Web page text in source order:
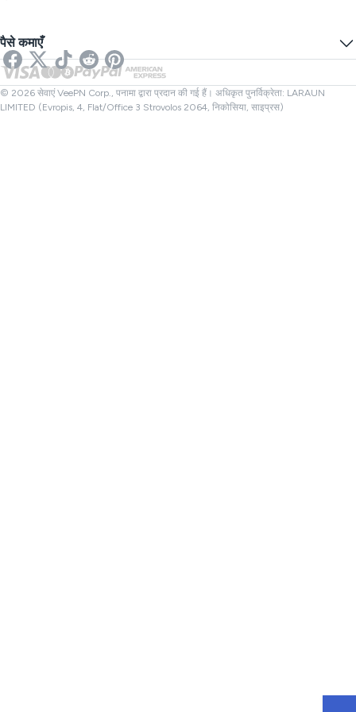
स्ट्रीमिंग के लिए वीपीएन
नेटफ्लिक्स वीपीएन
ऑनलाइन एसएमएस
लिंक चेकर
फाइल चेक करने वाला
यूके वीपीएन
कनाडा वीपीएन
तुर्की वीपीएन
पैसे कमाएँ
संबंधी
© 2026 सेवाएं VeePN Corp., पनामा द्वारा प्रदान की गई हैं। अधिकृत पुनर्विक्रेता: LARAUN
LIMITED (Evropis, 4, Flat/Office 3 Strovolos 2064, निकोसिया, साइप्रस)